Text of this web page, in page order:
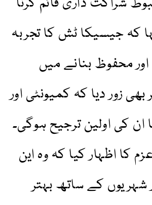
کہ جیسیکا ٹش کا تجربہ
محفوظ بنانے میں
زور دیا کہ کمیونٹی اور
کی اولین ترجیح ہوگی۔
اظہار کیا کہ وہ این
شہریوں کے ساتھ بہتر